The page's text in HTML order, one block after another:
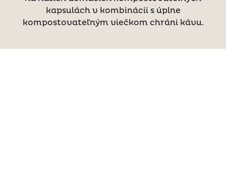
kapsulách v kombinácii s úplne
kompostovateľným viečkom chráni kávu.